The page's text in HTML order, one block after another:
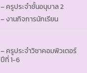
– ครูประจำชั้นอนุบาล 2
– งานกิจการนักเรียน
– ครูประจำวิชาคอมพิวเต
ปีที่ 1-6